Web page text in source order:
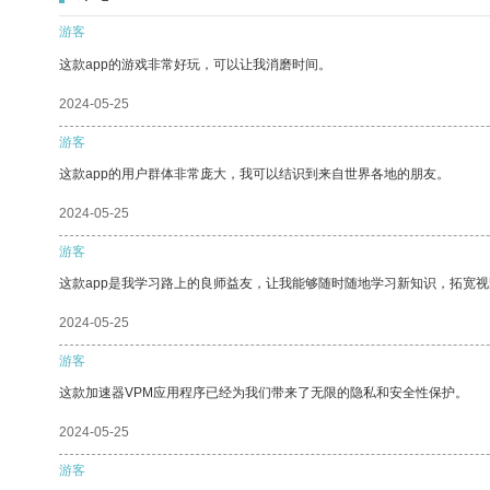
游客
这款app的游戏非常好玩，可以让我消磨时间。
2024-05-25
游客
这款app的用户群体非常庞大，我可以结识到来自世界各地的朋友。
2024-05-25
游客
这款app是我学习路上的良师益友，让我能够随时随地学习新知识，拓宽
2024-05-25
游客
这款加速器VPM应用程序已经为我们带来了无限的隐私和安全性保护。
2024-05-25
游客